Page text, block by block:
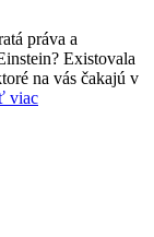
práva a
Existovala
na vás čakajú v
viac